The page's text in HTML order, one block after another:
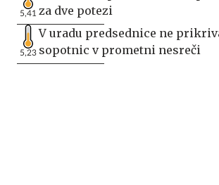
5,41 za dve potezi
5,23
V uradu predsednice ne
sopotnic v prometni nesreči